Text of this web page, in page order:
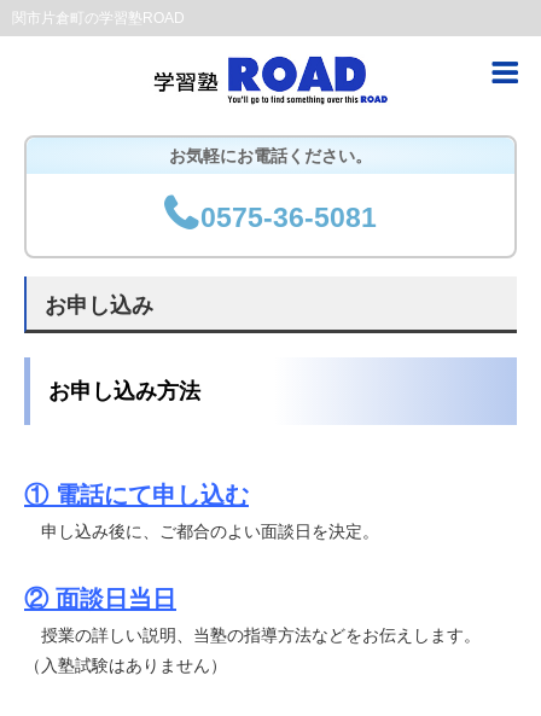
関市片倉町の学習塾ROAD
お気軽にお電話ください。
0575-36-5081
お申し込み
お申し込み方法
①電話にて申し込む
申し込み後に、ご都合のよい面談日を決定。
② 面談日当日
授業の詳しい説明、当塾の指導方法などをお伝えします。
（入塾試験はありません）